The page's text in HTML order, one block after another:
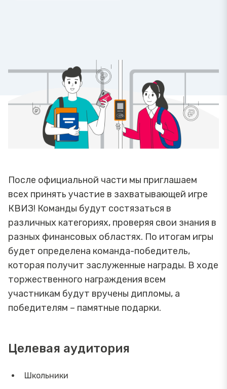
После официальной части мы приглашаем
всех принять участие в захватывающей игре
КВИЗ! Команды будут состязаться в
различных категориях, проверяя свои знания в
разных финансовых областях. По итогам игры
будет определена команда-победитель,
которая получит заслуженные награды. В ходе
торжественного награждения всем
участникам будут вручены дипломы, а
победителям – памятные подарки.
Целевая аудитория
Школьники